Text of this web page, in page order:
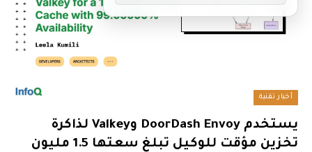
أخبار تقنية
يستخدم DoorDash Envoy وValkey لذاكرة
تخزين مؤقت للوكيل تبلغ سعتها 1.5 مليون